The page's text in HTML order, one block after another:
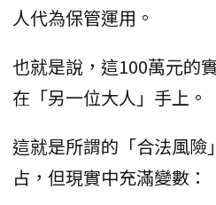
人代為保管運用。
也就是說，這100萬元的
在「另一位大人」手上。
這就是所謂的「合法風險
占，但現實中充滿變數：